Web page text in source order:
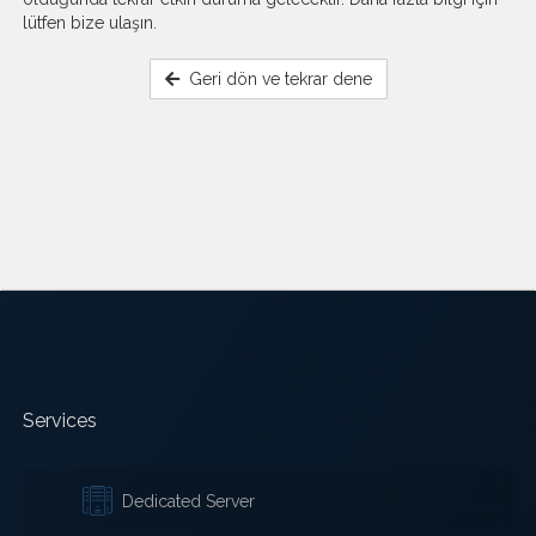
lütfen bize ulaşın.
Geri dön ve tekrar dene
Services
Dedicated Server